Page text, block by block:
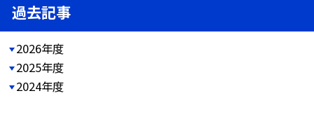
過去記事
2026年度
2025年度
2024年度